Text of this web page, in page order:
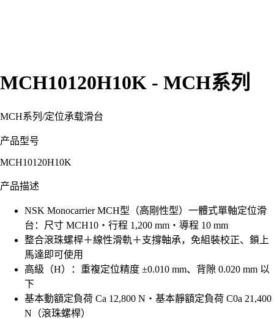
MCH10120H10K - MCH系列
MCH系列 /定位承载滑台
产品型号
MCH10120H10K
产品描述
NSK Monocarrier MCH型（高剛性型）一體式單軸定位滑
台：尺寸 MCH10・行程 1,200 mm・導程 10 mm
整合滾珠螺桿＋線性滑軌＋支撐軸承，免組裝校正、鎖上
馬達即可使用
高級（H）：重複定位精度 ±0.010 mm、背隙 0.020 mm 以
下
基本動額定負荷 Ca 12,800 N・基本靜額定負荷 C0a 21,400
N（滾珠螺桿）